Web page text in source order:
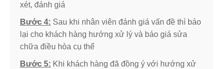
xét, đánh giá
Bước 4: Sau khi nhân viên đánh giá vấn đề thì báo
lại cho khách hàng hướng xử lý và báo giá sửa
chữa điều hòa cụ thể
Bước 5: Khi khách hàng đã đồng ý với hướng xử